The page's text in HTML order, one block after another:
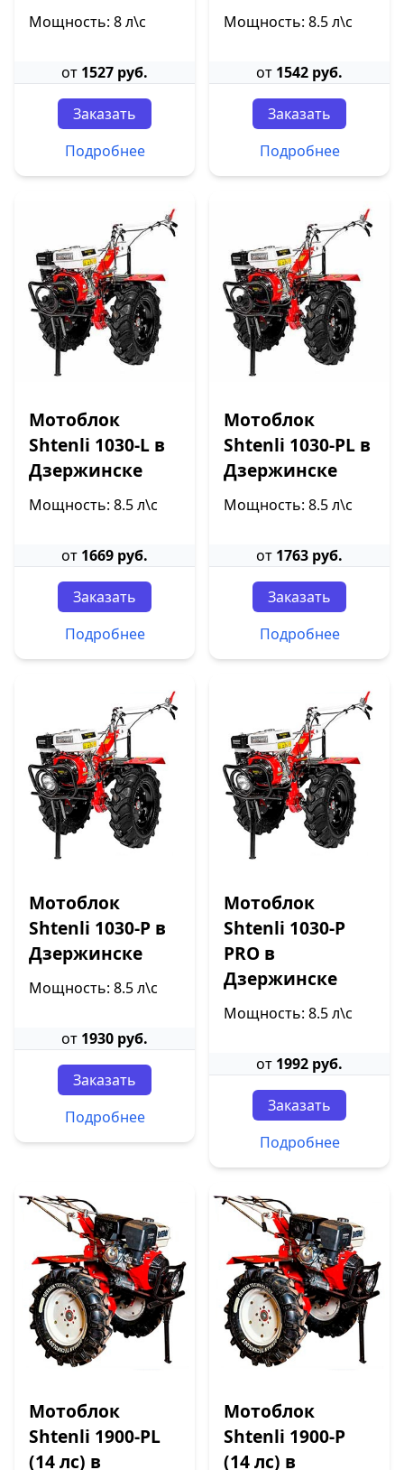
Мощность: 8 л\с
от 1527 руб.
Заказать
Подробнее
Мощность: 8.5 л\с
от 1542 руб.
Заказать
Подробнее
Мотоблок
Shtenli 1030-L в
Дзержинске
Мощность: 8.5 л\с
от 1669 руб.
Заказать
Подробнее
Мотоблок
Shtenli 1030-PL в
Дзержинске
Мощность: 8.5 л\с
от 1763 руб.
Заказать
Подробнее
Мотоблок
Shtenli 1030-P в
Дзержинске
Мощность: 8.5 л\с
от 1930 руб.
Заказать
Подробнее
Мотоблок
Shtenli 1030-P
PRO в
Дзержинске
Мощность: 8.5 л\с
от 1992 руб.
Заказать
Подробнее
Мотоблок
Shtenli 1900-PL
(14 лс) в
Мотоблок
Shtenli 1900-P
(14 лс) в